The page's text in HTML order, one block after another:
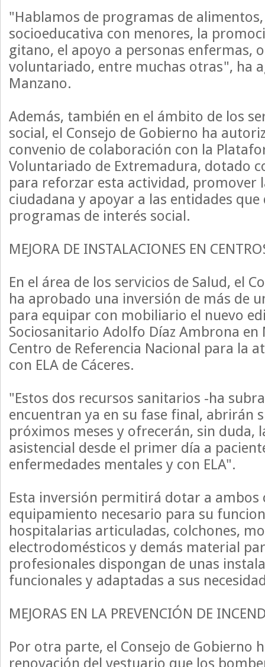
"Hablamos de programas de
socioeducativa con menores, la
gitano, el apoyo a personas enfermas,
voluntariado, entre muchas otras", ha
Manzano.
Además, también en el ámbito de los
social, el Consejo de Gobierno ha
convenio de colaboración con la
Voluntariado de Extremadura, dotado
para reforzar esta actividad, promover
ciudadana y apoyar a las entidades
programas de interés social.
MEJORA DE INSTALACIONES EN
En el área de los servicios de Salud, el
ha aprobado una inversión de más de
para equipar con mobiliario el nuevo
Sociosanitario Adolfo Díaz Ambrona
Centro de Referencia Nacional para la
con ELA de Cáceres.
"Estos dos recursos sanitarios -ha
encuentran ya en su fase final, abrirán
próximos meses y ofrecerán, sin duda,
asistencial desde el primer día a
enfermedades mentales y con ELA".
Esta inversión permitirá dotar a ambos
equipamiento necesario para su
hospitalarias articuladas, colchones,
electrodomésticos y demás material
profesionales dispongan de unas
funcionales y adaptadas a sus
MEJORAS EN LA PREVENCIÓN DE
Por otra parte, el Consejo de Gobierno
renovación del vestuario que los